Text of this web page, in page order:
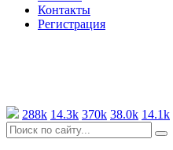
Контакты
Регистрация
288k 14.3k 370k 38.0k 14.1k